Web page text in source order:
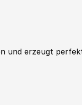
und erzeugt